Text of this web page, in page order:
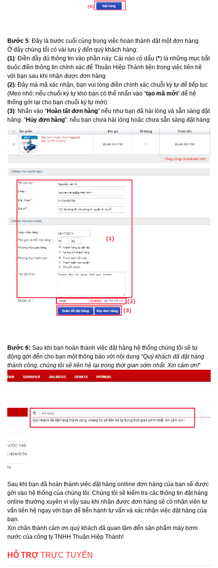
Bước 5: Đây là bước cuối cùng trong việc hoàn thành đặt một đơn hàng.
Ở đây chúng tối có vài lưu ý đến quý khách hàng:
(1): Điền đầy đủ thông tin vào phần này. Cái nào có dấu (*) là những mục bắt
buộc điền thông tin chính xác để Thuận Hiệp Thành tiện trong việc liên hệ
với bạn sau khi nhận được đơn hàng
(2): Đây mà mã xác nhận, bạn vui lòng điền chính xác chuỗi ký tự để tiếp tục
(Mẹo nhỏ: nếu chuổi ký tự khó bạn có thể nhấn vào “tạo mã mới” để hệ
thống gởi lại cho bạn chuổi ký tự mới)
(3): Nhấn vào “Hoàn tất đơn hàng” nếu như bạn đã hài lòng và sẵn sàng đặt
hàng. “Hủy đơn hàng”: nếu bạn chưa hài lòng hoặc chưa sẵn sàng đặt hàng
Bước 6: Sau khi bạn hoàn thành việc đặt hàng hệ thống chúng tôi sẽ tự
động gởi đến cho bạn một thông báo với nội dung “Quý khách đã đặt hàng
thành công, chúng tôi sẽ liên hệ lại trong thời gian sớm nhất. Xin cảm ơn!”
Sau khi bạn đã hoàn thành việc đặt hàng onlline đơn hàng của bạn sẽ được
gởi vào hệ thống của chúng tôi. Chúng tôi sẽ kiểm tra các thông tin đặt hàng
online thường xuyên vì vậy sau khi nhận được đơn hàng sẽ có nhân viên tư
vấn liên hệ ngay với bạn để tiến hành tư vấn và xác nhận việc đặt hàng của
bạn.
Xin chân thành cảm ơn quý khách đã quan tâm đến sản phẩm máy bơm
nước của công ty TNHH Thuận Hiệp Thành!
HỖ TRỢ TRỰC TUYẾN